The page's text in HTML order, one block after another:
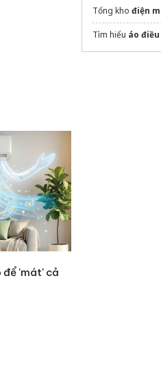
để 'mát' cả
Tổng kho điện
Tìm hiểu áo